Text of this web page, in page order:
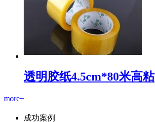
透明胶纸4.5cm*80米高粘
more+
成功案例